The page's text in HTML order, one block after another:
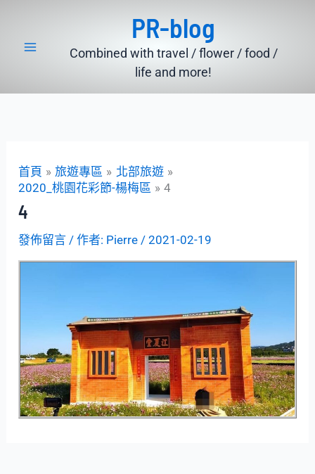
PR-blog
Combined with travel / flower / food /
life and more!
首頁 旅遊專區
北部旅遊
2020_桃園花彩節-楊梅區
4
4
發佈留言 / 作者: Pierre /2021-02-19